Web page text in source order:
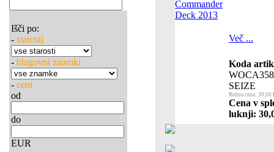
Išči po:
- starosti
- blagovni znamki
- ceni
od
do
EUR
Več ...
Koda
SEIZE
Redna cena: 30,00
Cena v
luknji: